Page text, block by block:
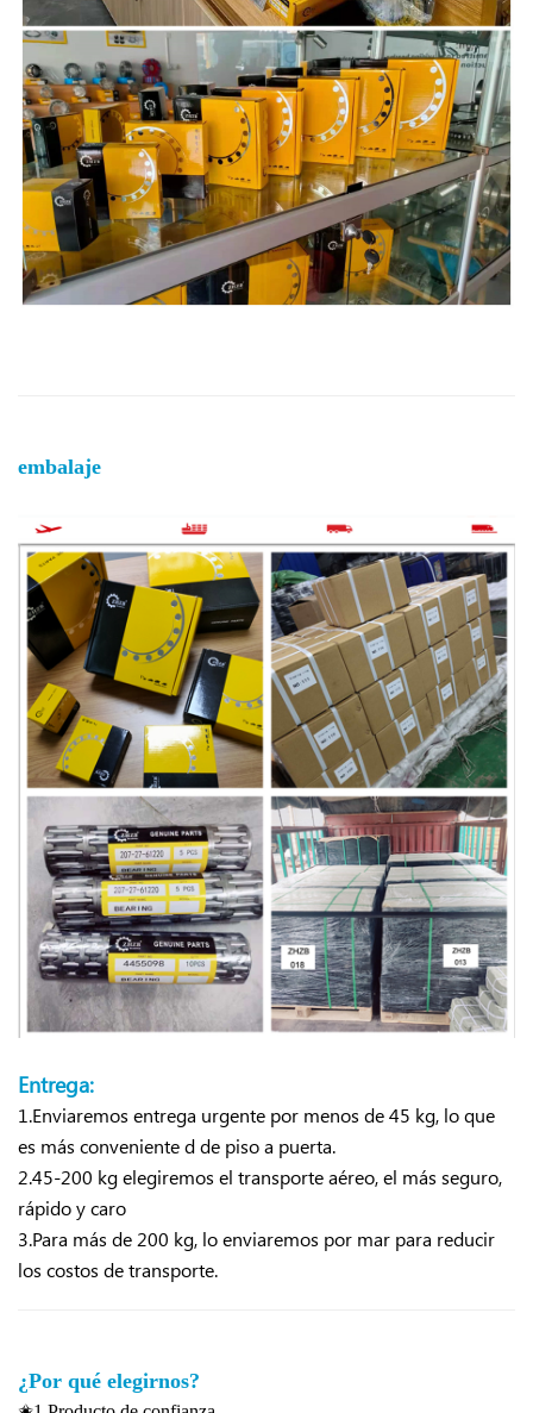
embalaje
Entrega:
1.Enviaremos entrega urgente por menos de 45 kg, lo que
es más conveniente dde piso a puerta.
2.45-200 kg elegiremos el transporte aéreo, el más seguro,
rápido y caro
3.Para más de 200 kg, lo enviaremos por mar para reducir
los costos de transporte.
¿Por qué elegirnos?